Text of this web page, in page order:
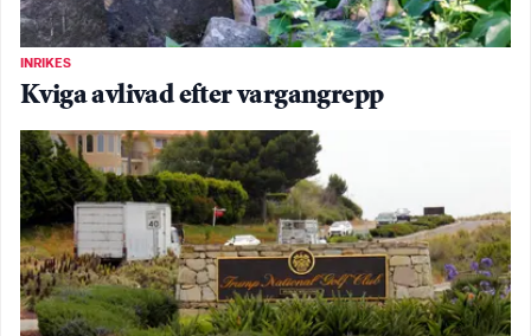
INRIKES
Kviga avlivad efter vargangrepp